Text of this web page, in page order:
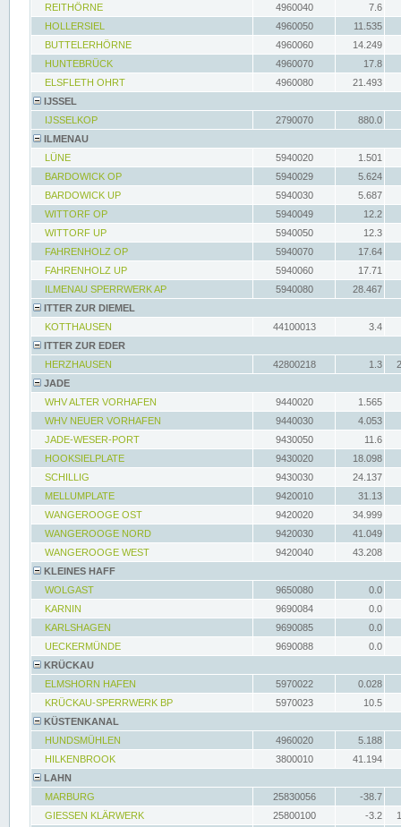
REITHÖRNE
4960040
7.6
HOLLERSIEL
4960050
11.535
BUTTELERHÖRNE
4960060
14.249
HUNTEBRÜCK
4960070
17.8
ELSFLETH OHRT
4960080
21.493
IJSSEL
IJSSELKOP
2790070
880.0
ILMENAU
LÜNE
5940020
1.501
BARDOWICK OP
5940029
5.624
BARDOWICK UP
5940030
5.687
WITTORF OP
5940049
12.2
WITTORF UP
5940050
12.3
FAHRENHOLZ OP
5940070
17.64
FAHRENHOLZ UP
5940060
17.71
ILMENAU SPERRWERK AP
5940080
28.467
ITTER ZUR DIEMEL
KOTTHAUSEN
44100013
3.4
ITTER ZUR EDER
HERZHAUSEN
42800218 1.3
JADE
WHV ALTER VORHAFEN
9440020
1.565
WHV NEUER VORHAFEN
9440030
4.053
JADE-WESER-PORT
9430050
11.6
HOOKSIELPLATE
9430020
18.098
SCHILLIG
9430030
24.137
MELLUMPLATE
9420010
31.13
WANGEROOGE OST
9420020
34.999
WANGEROOGE NORD
9420030
41.049
WANGEROOGE WEST
9420040
43.208
KLEINES HAFF
WOLGAST
9650080
0.0
KARNIN
9690084
0.0
KARLSHAGEN
9690085
0.0
UECKERMÜNDE
9690088
0.0
KRÜCKAU
ELMSHORN HAFEN
5970022
0.028
KRÜCKAU-SPERRWERK BP
5970023
10.5
KÜSTENKANAL
HUNDSMÜHLEN
4960020
5.188
HILKENBROOK
3800010
41.194
LAHN
MARBURG
25830056
-38.7
GIESSEN KLÄRWERK
25800100 -3.2